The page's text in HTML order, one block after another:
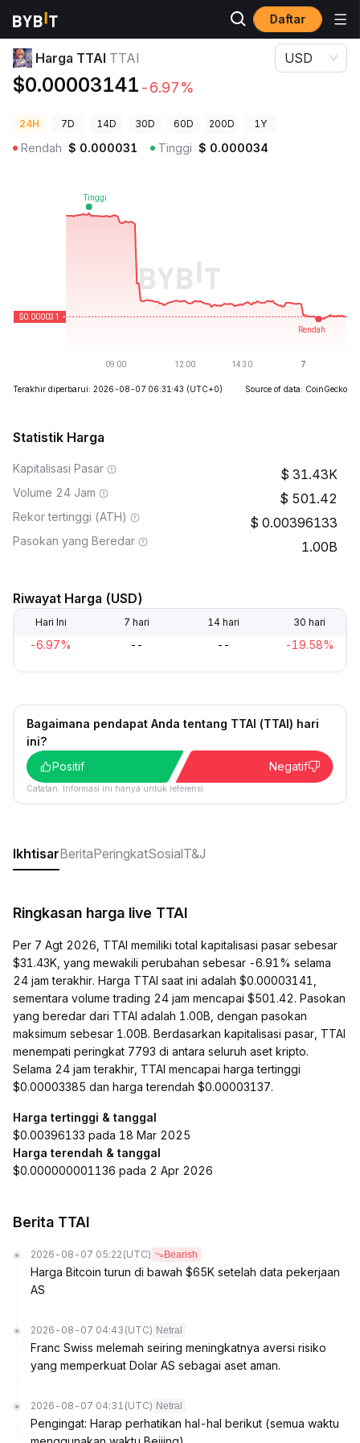
Daftar
Harga Kripto
Harga TTAI TTAI
$0.00003141 -6.97%
USD
24H 7D 14D 30D 60D 200D 1Y
Rendah $ 0.000031 Tinggi $ 0.000034
Terakhir diperbarui: 2026-08-07 06:31:43 (UTC+0) Source of data: CoinGecko
Statistik Harga
Kapitalisasi Pasar 31.43K
Volume 24 Jam 501.42
Rekor tertinggi (ATH) 0.00396133
Pasokan yang Beredar 1.00B
Riwayat Harga (USD)
Hari Ini 7 hari 14 hari 30 hari
-6.97% -- -- -19.58%
Bagaimana pendapat Anda tentang TTAI (TTAI) hari
ini?
Positif
Negatif
Catatan: Informasi ini hanya untuk referensi.
IkhtisarBeritaPeringkatSosialT&J
Ringkasan harga live TTAI
Per 7 Agt 2026, TTAI memiliki total kapitalisasi pasar sebesar
$31.43K, yang mewakili perubahan sebesar -6.91% selama
24 jam terakhir. Harga TTAI saat ini adalah $0.00003141,
sementara volume trading 24 jam mencapai $501.42. Pasokan
yang beredar dari TTAI adalah 1.00B, dengan pasokan
maksimum sebesar 1.00B. Berdasarkan kapitalisasi pasar, TTAI
menempati peringkat 7793 di antara seluruh aset kripto.
Selama 24 jam terakhir, TTAI mencapai harga tertinggi
$0.00003385 dan harga terendah $0.00003137.
Harga tertinggi & tanggal
$0.00396133 pada 18 Mar 2025
Harga terendah & tanggal
$0.000000001136 pada 2 Apr 2026
Berita TTAI
2026-08-07 05:22 (UTC) Bearish
Harga Bitcoin turun di bawah $65K setelah data pekerjaan
AS
2026-08-07 04:43 (UTC) Netral
Franc Swiss melemah seiring meningkatnya aversi risiko
yang memperkuat Dolar AS sebagai aset aman.
2026-08-07 04:31 (UTC) Netral
Pengingat: Harap perhatikan hal-hal berikut (semua waktu